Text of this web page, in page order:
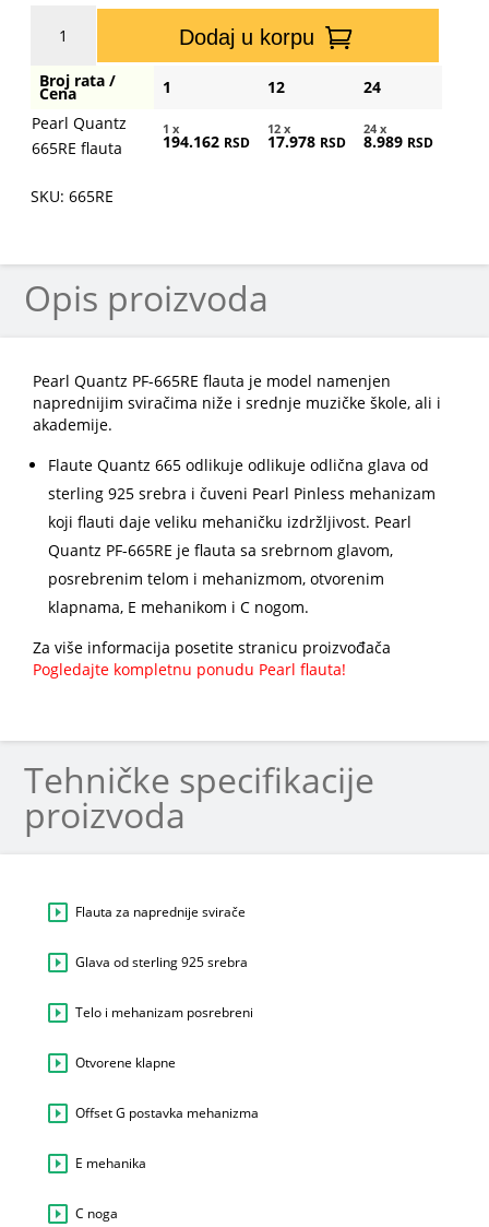
Quantz
flauta
količina
Dodaj u korpu
Broj rata /
Cena 1 12
24
Pearl Quantz
665RE flauta
1 x
194.162 RSD
12 x
17.978 RSD
24 x
8.989 RSD
SKU: 665RE
Opis proizvoda
Pearl Quantz PF-665RE flauta je model namenjen
naprednijim sviračima niže i srednje muzičke škole, ali i
akademije.
Flaute Quantz 665 odlikuje odlikuje odlična glava od
sterling 925 srebra i čuveni Pearl Pinless mehanizam
koji flauti daje veliku mehaničku izdržljivost. Pearl
Quantz PF-665RE je flauta sa srebrnom glavom,
posrebrenim telom i mehanizmom, otvorenim
klapnama, E mehanikom i C nogom.
Za više informacija posetite stranicu proizvođača
Pogledajte kompletnu ponudu Pearl flauta!
Tehničke specifikacije
proizvoda
Flauta za naprednije svirače
Glava od sterling 925 srebra
Telo i mehanizam posrebreni
Otvorene klapne
Offset G postavka mehanizma
E mehanika
C noga